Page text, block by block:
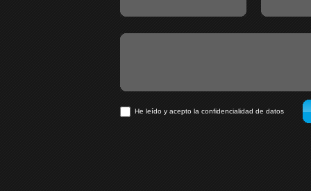
He leído y acepto la confidencialidad de datos